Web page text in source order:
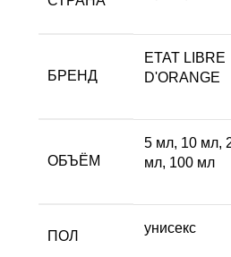
БРЕНД
ETAT LIBRE
D'ORANGE
ОБЪЁМ
5 мл, 10 мл,
мл, 100 мл
ПОЛ
унисекс